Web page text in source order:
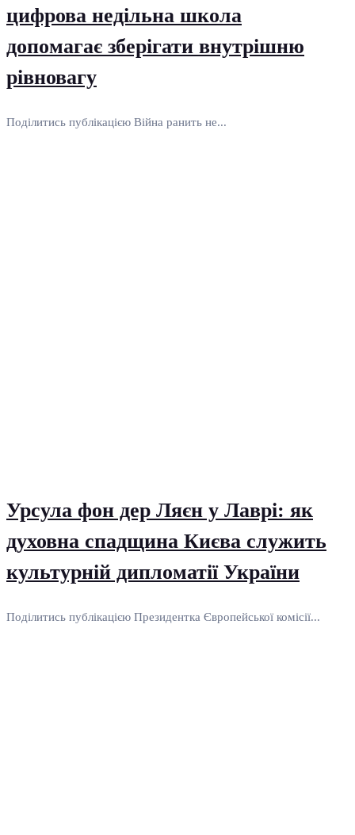
цифрова недільна школа
допомагає зберігати внутрішню
рівновагу
Поділитись публікацією Війна ранить не...
Урсула фон дер Ляєн у Лаврі: як
духовна спадщина Києва служить
культурній дипломатії України
Поділитись публікацією Президентка Європейської комісії...